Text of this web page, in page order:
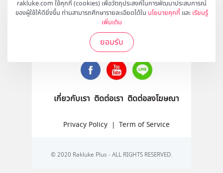
rakluke.com ใช้คุกกี้ (cookies) เพื่อวัตถุประสงค์ในการพัฒนาประสบการณ์
ของผู้ใช้ให้ดียิ่งขึ้น ท่านสามารถศึกษารายละเอียดได้ใน นโยบายคุกกี้ และ เรียนรู้
เพิ่มเติม
ยอมรับ
ติดตามเราได้ที่
เกี่ยวกับเรา ติดต่อเรา ติดต่อลงโฆษณา
Privacy Policy | Term of Service
© 2020 Rakluke Plus - ALL RIGHTS RESERVED.